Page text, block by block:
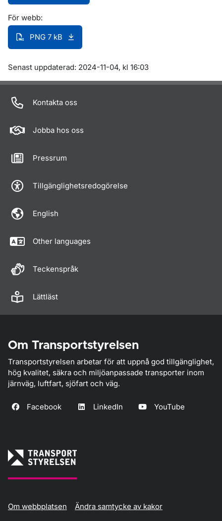
För webb:
PNG 7 kB
Om sidan
Senast uppdaterad: 2024-11-04, kl 16:03
Kontakta oss
Jobba hos oss
Pressrum
Tillgänglighetsredogörelse
English
Other languages
Teckenspråk
Lättläst
Om Transportstyrelsen
Transportstyrelsen arbetar för att uppnå god tillgänglighet,
hög kvalitet, säkra och miljöanpassade transporter inom
järnväg, luftfart, sjöfart och väg.
Facebook LinkedIn YouTube
Om webbplatsen Ändra samtycke av kakor